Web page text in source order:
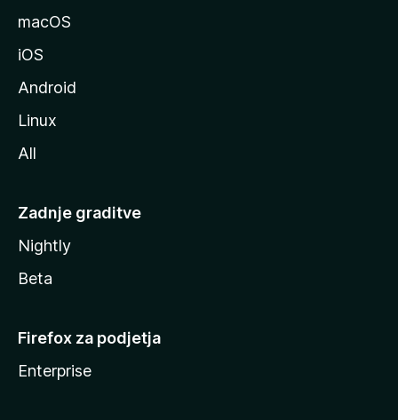
e
macOS
iOS
Android
Linux
All
Zadnje graditve
Nightly
Beta
Firefox za podjetja
Enterprise